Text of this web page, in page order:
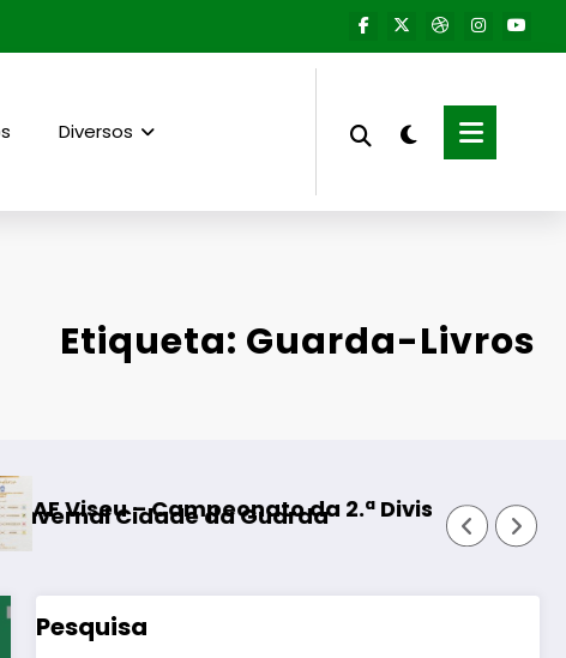
Diversos
Etiqueta: Guarda-Livros
da Guardada 2.ª Divisão Distrital – ISOJOFER
Fornos de
Pesquisa